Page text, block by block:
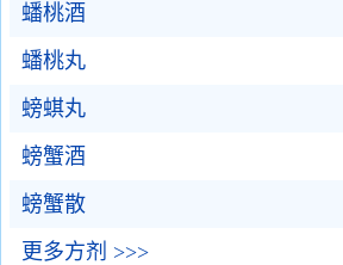
蟠桃酒
蟠桃丸
螃蜞丸
螃蟹酒
螃蟹散
更多方剂 >>>